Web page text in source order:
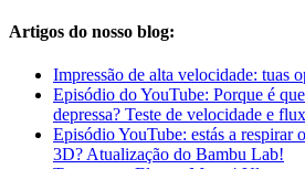
Artigos do nosso blog:
Impressão de alta velocidade: tuas
Episódio do YouTube: Porque é
depressa? Teste de velocidade e
Episódio YouTube: estás a respirar
3D? Atualização do Bambu Lab!